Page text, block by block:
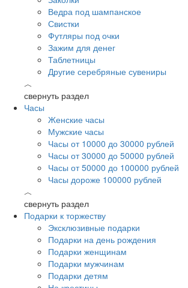
Ведра под шампанское
Свистки
Футляры под очки
Зажим для денег
Таблетницы
Другие серебряные сувениры
︿
свернуть раздел
Часы
Женские часы
Мужские часы
Часы от 10000 до 30000 рублей
Часы от 30000 до 50000 рублей
Часы от 50000 до 100000 рублей
Часы дороже 100000 рублей
︿
свернуть раздел
Подарки к торжеству
Эксклюзивные подарки
Подарки на день рождения
Подарки женщинам
Подарки мужчинам
Подарки детям